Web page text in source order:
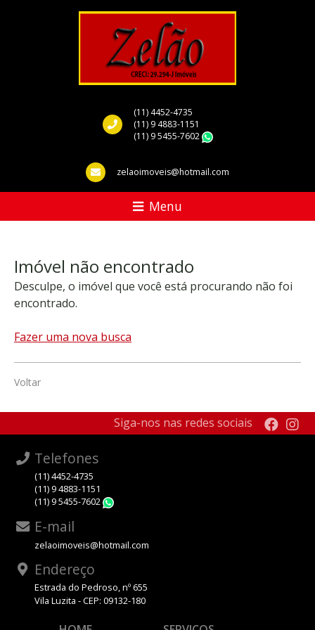
(11) 4452-4735
(11) 9 4883-1151
(11) 9 5455-7602
zelaoimoveis@hotmail.com
Menu
Imóvel não encontrado
Desculpe, o imóvel que você está procurando não foi
encontrado.
Fazer uma nova busca
Voltar
Siga-nos nas redes sociais
Telefones
(11) 4452-4735
(11) 9 4883-1151
(11) 9 5455-7602
E-mail
zelaoimoveis@hotmail.com
Endereço
Estrada do Pedroso, nº 655
Vila Luzita - CEP: 09132-180